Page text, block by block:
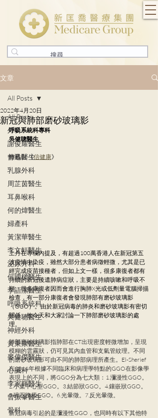
文章
All Posts
外科
謝俊耀醫生
曾迅醫生
乳腺外科
周芷茵醫生
耳鼻喉科
何的煒醫生
婦產科
黃潔華醫生
李文軒醫生
泌尿外科
何國樑醫生
李語潔醫生
呼吸系統科
吳健聰醫生
神經外科
黃秉康醫生
麥偉傑醫生
心臟科
李家輝醫生
曾振峯醫生
骨科
All Posts
新冠與肺部磨砂玻璃影
2022年4月20日
呼吸系統科專科
吳健聰醫生
轉載自 《信健康》
上月在專欄內提及，有超過100萬香港人在新冠第五
波疫情中染疫，雖然大部分患者病徵輕微，尤其是已
經完成疫苗接種者，但如上文一樣，很多康復者都有
持續的新冠後遺肺病症狀，主要是持續咳嗽和呼吸不
順。很多康復者因而會進行胸肺X光或低劑量電腦掃描
檢查，有一部分康復者會發現肺部有磨砂玻璃影
（GGO）。由於新冠病毒的肺炎和磨砂玻璃影有密切
關係，故今天和大家討論一下肺部磨砂玻璃影的處
理。
肺部磨砂玻璃影指肺部在CT出現密度輕微增加，呈現
模糊的雲霧狀，仍可見其內血管和支氣管紋理。不同
的磨砂玻璃影可由不同的肺部病理所產生。El-Sherief
在2014年根據不同臨床和病理學特點的GGO在影像學
表現上的不同，將GGO分為七大類：1.瀰漫性GGO。
2.小葉中心型GGO。3.結節狀GGO。4.鑲嵌狀GGO。
5.碎石路樣GGO。6.光暈徵。7.反光暈徵。
新冠病毒引起的是瀰漫性GGO，也同時有以下其他特